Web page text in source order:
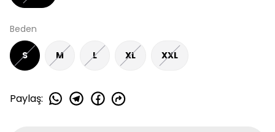
Beden
S M L XL XXL
Paylaş: